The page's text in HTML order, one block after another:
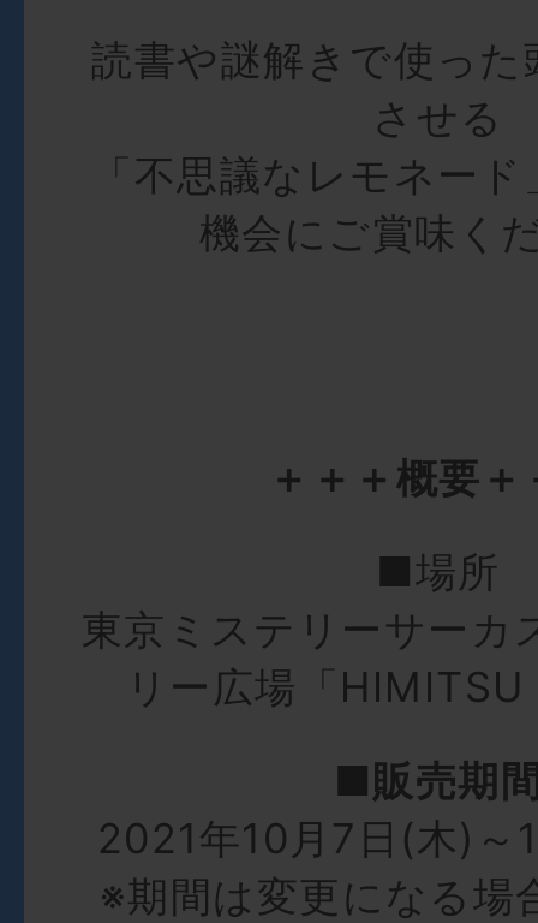
読書や謎解きで使っ
させる
「不思議なレモネー
機会にご賞味く
＋＋＋概要＋
■場所
東京ミステリーサー
リー広場「HIMITSU
■販売期
2021年10月7日(木)～
※期間は変更になる場